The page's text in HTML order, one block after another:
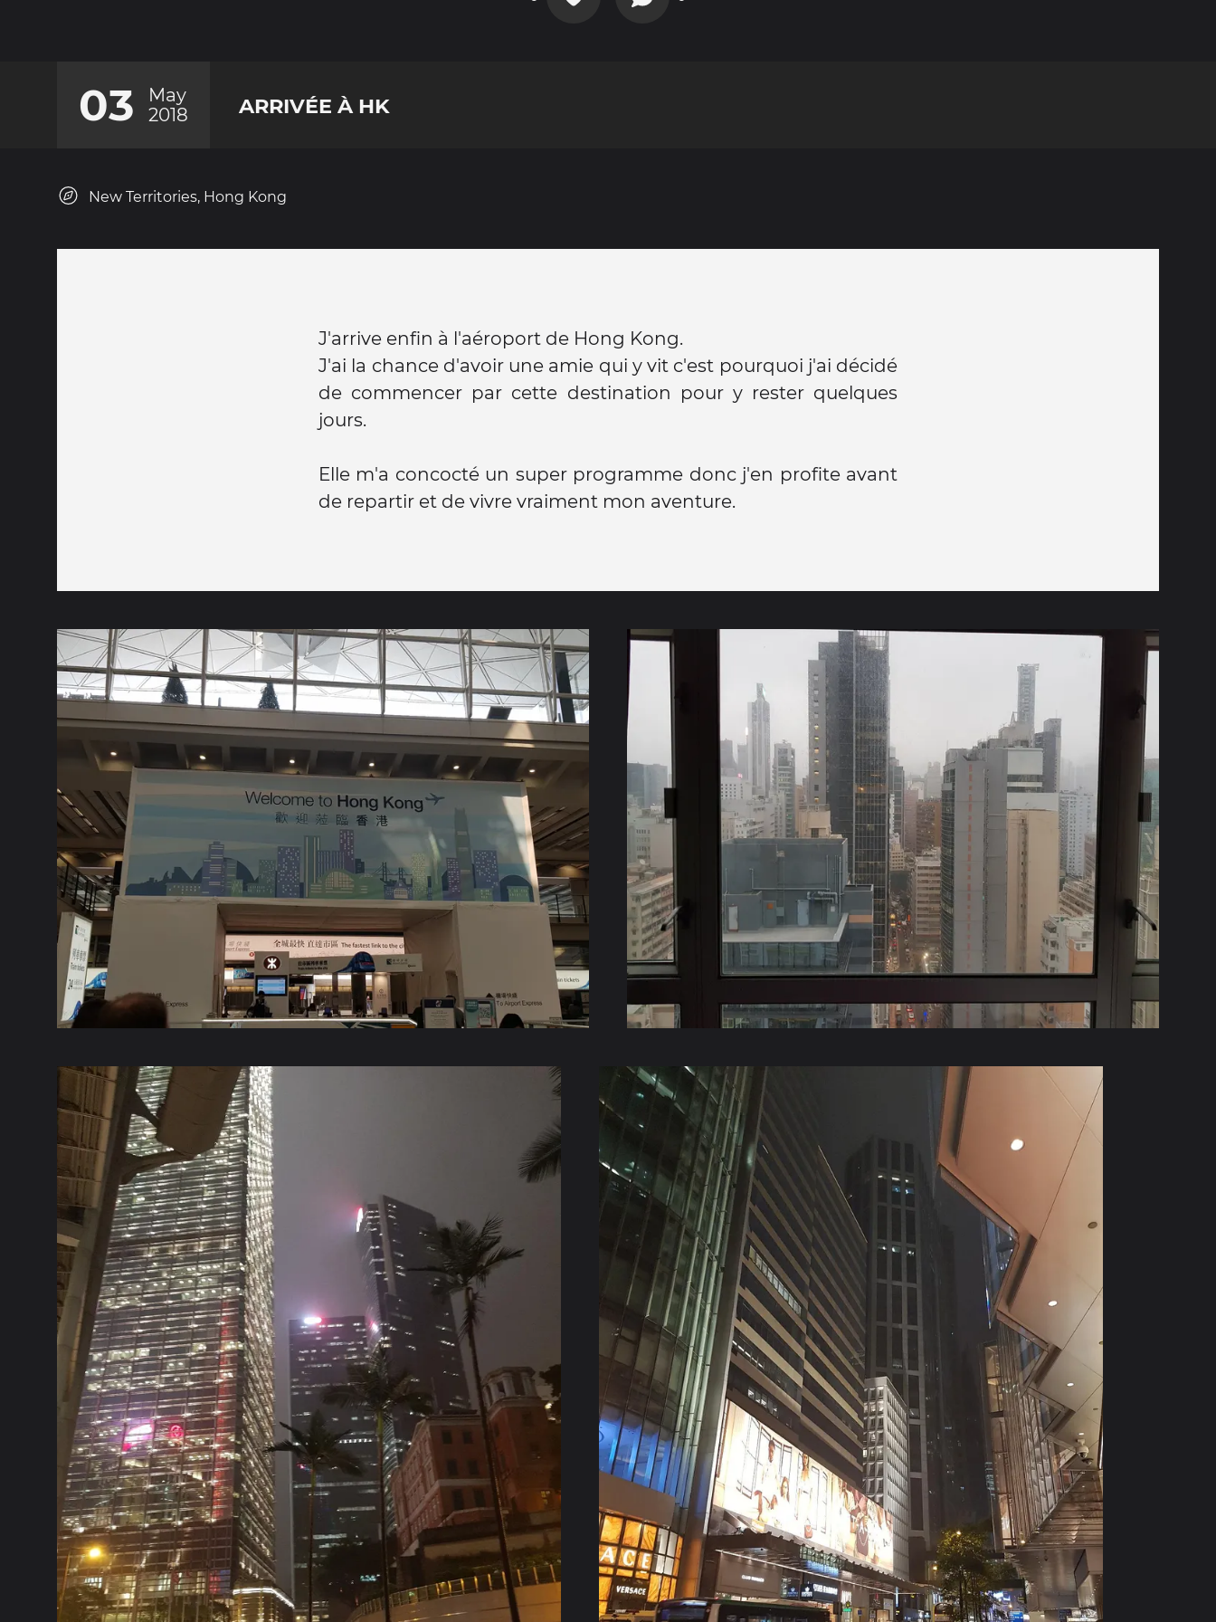
03
May
2018
ARRIVÉE À HK
New Territories, Hong Kong
J'arrive enfin à l'aéroport de Hong Kong.
J'ai la chance d'avoir une amie qui y vit c'est pourquoi j'ai décidé
de commencer par cette destination pour y rester quelques
jours.
Elle m'a concocté un super programme donc j'en profite avant
de repartir et de vivre vraiment mon aventure.